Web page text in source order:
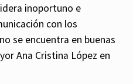
inoportuno e
con los
se encuentra en buenas
Ana Cristina López en